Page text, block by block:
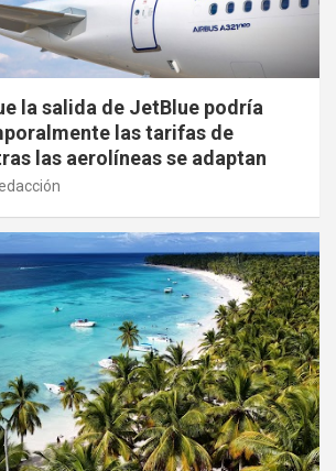
la salida de JetBlue podría
las tarifas de
las aerolíneas se adaptan